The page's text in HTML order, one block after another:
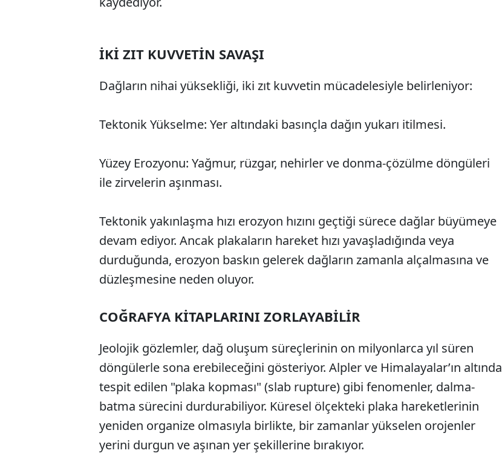
İKİ ZIT KUVVETİN SAVAŞI
Dağların nihai yüksekliği, iki zıt kuvvetin mücadelesiyle belirleniyor:
Tektonik Yükselme: Yer altındaki basınçla dağın yukarı itilmesi.
Yüzey Erozyonu: Yağmur, rüzgar, nehirler ve donma-çözülme döngüleri
ile zirvelerin aşınması.
Tektonik yakınlaşma hızı erozyon hızını geçtiği sürece dağlar büyümeye
devam ediyor. Ancak plakaların hareket hızı yavaşladığında veya
durduğunda, erozyon baskın gelerek dağların zamanla alçalmasına ve
düzleşmesine neden oluyor.
COĞRAFYA KİTAPLARINI ZORLAYABİLİR
Jeolojik gözlemler, dağ oluşum süreçlerinin on milyonlarca yıl süren
döngülerle sona erebileceğini gösteriyor. Alpler ve Himalayalar’ın altında
tespit edilen "plaka kopması" (slab rupture) gibi fenomenler, dalma-
batma sürecini durdurabiliyor. Küresel ölçekteki plaka hareketlerinin
yeniden organize olmasıyla birlikte, bir zamanlar yükselen orojenler
yerini durgun ve aşınan yer şekillerine bırakıyor.